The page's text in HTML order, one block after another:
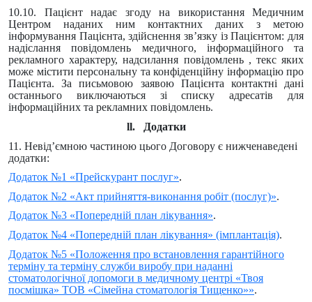
10.10. Пацієнт надає згоду на використання Медичним
Центром наданих ним контактних даних з метою
інформування Пацієнта, здійснення зв’язку із Пацієнтом: для
надіслання повідомлень медичного, інформаційного та
рекламного характеру, надсилання повідомлень , текс яких
може містити персональну та конфіденційну інформацію про
Пацієнта. За письмовою заявою Пацієнта контактні дані
останнього виключаються зі списку адресатів для
інформаційних та рекламних повідомлень.
ll. Додатки
11. Невід’ємною частиною цього Договору є нижченаведені
додатки:
Додаток №1 «Прейскурант послуг».
Додаток №2 «Акт прийняття-виконання робіт (послуг)».
Додаток №3 «Попередній план лікування».
Додаток №4 «Попередній план лікування» (імплантація).
Додаток №5 «Положення про встановлення гарантійного
терміну та терміну служби виробу при наданні
стоматологічної допомоги в медичному центрі «Твоя
посмішка» ТОВ «Сімейна стоматологія Тищенко»».